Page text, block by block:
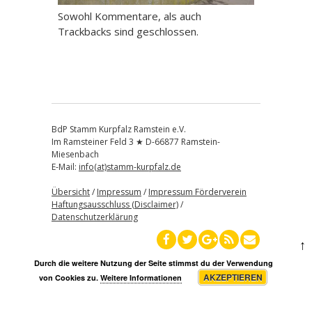
Sowohl Kommentare, als auch
Trackbacks sind geschlossen.
BdP Stamm Kurpfalz Ramstein e.V.
Im Ramsteiner Feld 3 ★ D-66877 Ramstein-
Miesenbach
E-Mail: info(at)stamm-kurpfalz.de
Übersicht/ Impressum / Impressum Förderverein
Haftungsausschluss (Disclaimer)/
Datenschutzerklärung
↑
Durch die weitere Nutzung der Seite stimmst du der Verwendung
von Cookies zu.Weitere Informationen AKZEPTIEREN